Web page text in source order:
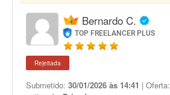
Bernardo C.
TOP FREELANCER PLUS
Rejeitada
Submetido: 30/01/2026 às 14:41 | Oferta: